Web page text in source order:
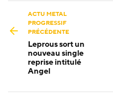
ACTU METAL
PROGRESSIF
PRÉCÉDENTE
Leprous sort un
nouveau single
reprise intitulé
Angel